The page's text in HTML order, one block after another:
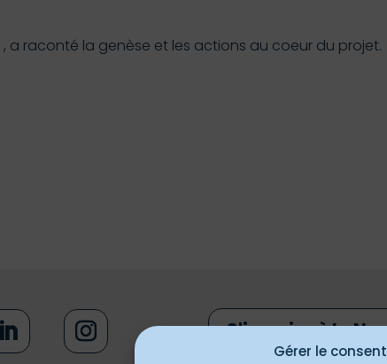
Gérer le
, a raconté la genèse et les actions au coeur du projet.
S'inscrire à la